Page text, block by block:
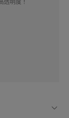
緩皮膚，同
的紓敏修護
透明度！